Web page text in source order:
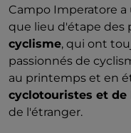
Campo Imperatore
que lieu d'étape des
cyclisme, qui ont
passionnés de
au printemps et en
cyclotouristes et de
de l'étranger.